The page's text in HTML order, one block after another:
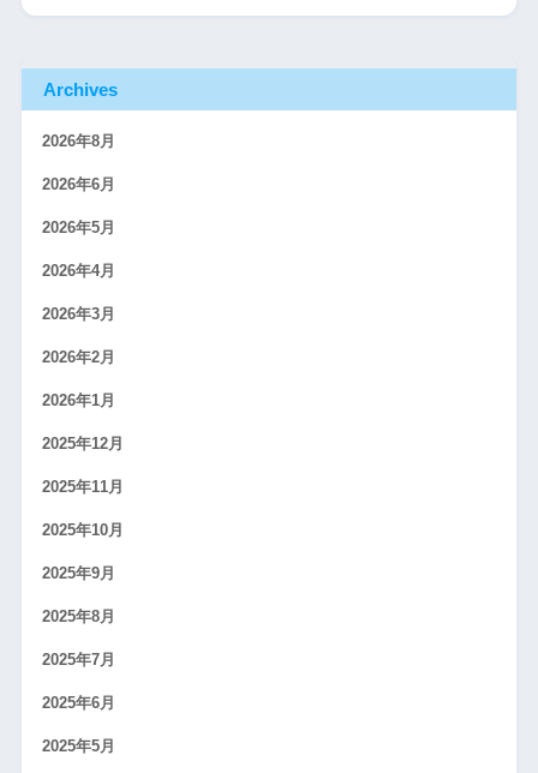
Archives
2026年8月
2026年6月
2026年5月
2026年4月
2026年3月
2026年2月
2026年1月
2025年12月
2025年11月
2025年10月
2025年9月
2025年8月
2025年7月
2025年6月
2025年5月